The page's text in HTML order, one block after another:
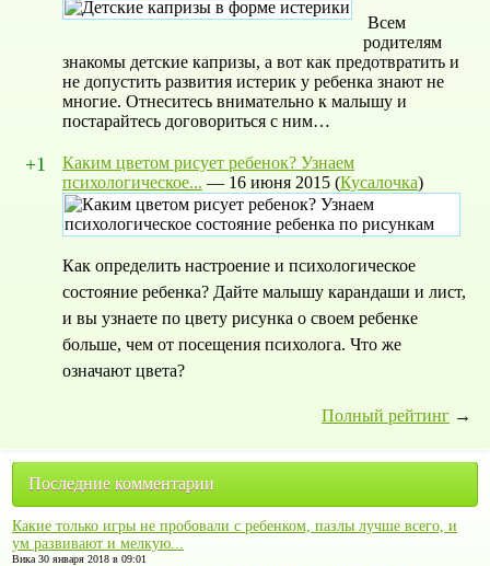
Всем
родителям
знакомы детские капризы, а вот как предотвратить и
не допустить развития истерик у ребенка знают не
многие. Отнеситесь внимательно к малышу и
постарайтесь договориться с ним…
+1
Каким цветом рисует ребенок? Узнаем
психологическое... — 16 июня 2015 (Кусалочка)
Как определить настроение и психологическое
состояние ребенка? Дайте малышу карандаши и лист,
и вы узнаете по цвету рисунка о своем ребенке
больше, чем от посещения психолога. Что же
означают цвета?
Полный рейтинг →
Последние комментарии
Какие только игры не пробовали с ребенком, пазлы лучше всего, и
ум развивают и мелкую...
Вика 30 января 2018 в 09:01